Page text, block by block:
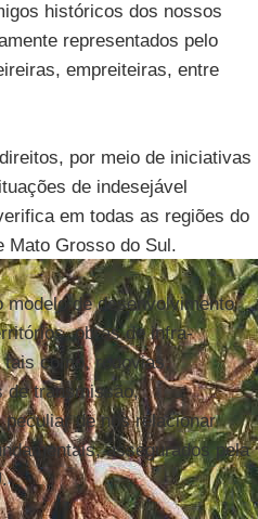
históricos dos nossos
representados pelo
empreiteiras, entre
por meio de iniciativas
de indesejável
em todas as regiões do
Mato Grosso do Sul.
de desenvolvimento
obras de infra-
como, rodovias,
de transmissão,
de nos relacionar
assegurados pela